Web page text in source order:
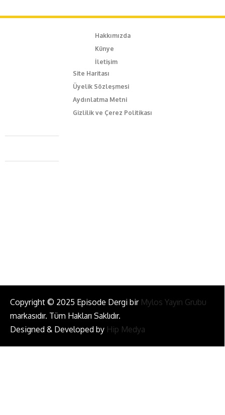
Hakkımızda
Künye
İletişim
Site Haritası
Üyelik Sözleşmesi
Aydınlatma Metni
Gizlilik ve Çerez Politikası
Caferağa Mah. Dr. Şakir Paşa Sok. No3/A Kadıköy İstanbul
+90 543 345 46 00
Copyright © 2025 Episode Dergi bir Mylos Yayın Grubu
markasıdır. Tüm Hakları Saklıdır.
Designed & Developed by Hip Medya